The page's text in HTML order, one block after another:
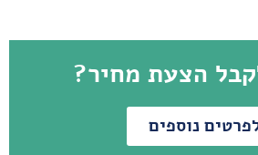
הצעת מחיר?
נוספים